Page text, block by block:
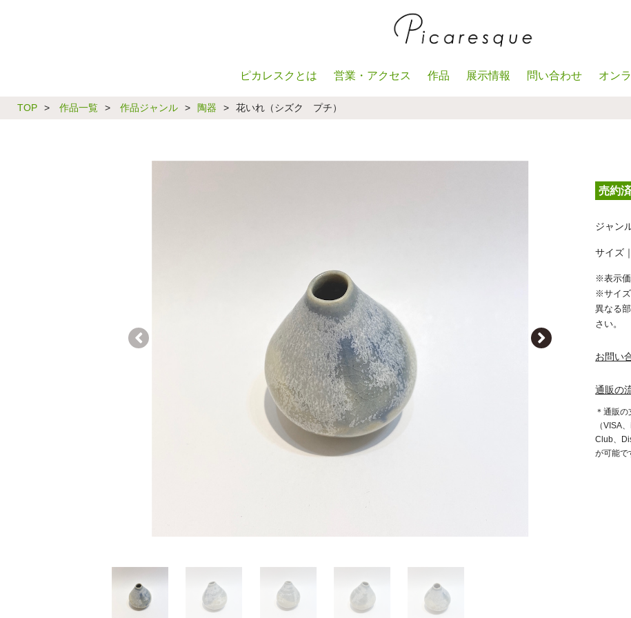
ピカレスクとは 営業・アクセス 作品 展示情報 問い合わせ オン
TOP > 作品一覧 > 作品ジャンル > 陶器 > 花いれ（シズク プチ）
売約
ジャン
サイズ
※表示価
※サイズ
異なる
さい。
お問い
通販の
＊通販
（VISA
Club、
が可能で